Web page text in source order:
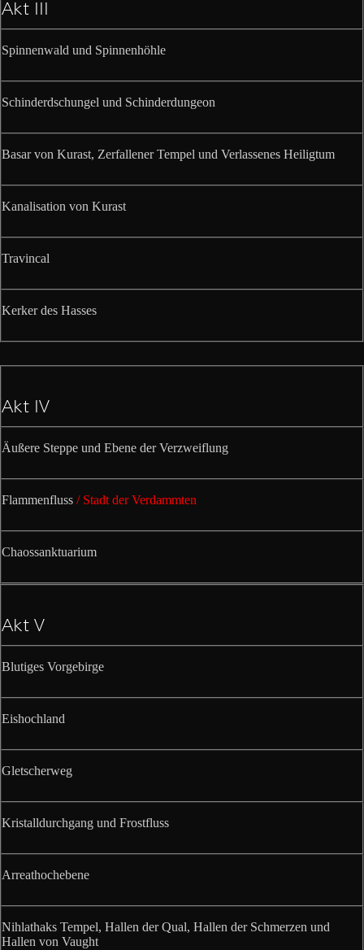
Akt III
Spinnenwald und Spinnenhöhle
Schinderdschungel und Schinderdungeon
Basar von Kurast, Zerfallener Tempel und Verlassenes Heiligtum
Kanalisation von Kurast
Travincal
Kerker des Hasses
Akt IV
Äußere Steppe und Ebene der Verzweiflung
Flammenfluss / Stadt der Verdammten
Chaossanktuarium
Akt V
Blutiges Vorgebirge
Eishochland
Gletscherweg
Kristalldurchgang und Frostfluss
Arreathochebene
Nihlathaks Tempel, Hallen der Qual, Hallen der Schmerzen und
Hallen von Vaught